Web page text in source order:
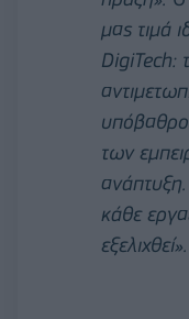
μας τιμά
DigiTech:
υπόβαθρο
των
κάθε
εξελιχθεί».